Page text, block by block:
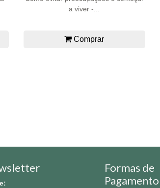
a viver -...
Comprar
Formas de
Pagamento